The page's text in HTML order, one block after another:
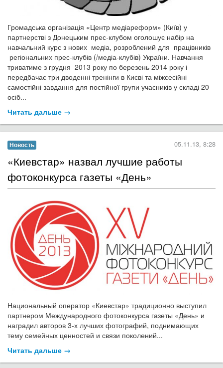
Громадська організація «Центр медіареформ» (Київ) у
партнерстві з Донецьким прес-клубом оголошує набір на
навчальний курс з нових медіа, розроблений для працівників
регіональних прес-клубів (/медіа-клубів) України. Навчання
триватиме з грудня 2013 року по березень 2014 року і
передбачає три дводенні тренінги в Києві та міжсесійні
самостійні завдання для постійної групи учасників у складі 20
осіб...
Читать дальше →
Новость 05.11.13, 8:28
«Киевстар» назвал лучшие работы
фотоконкурса газеты «День»
Национальный оператор «Киевстар» традиционно выступил
партнером Международного фотоконкурса газеты «День» и
наградил авторов 3-х лучших фотографий, поднимающих
тему семейных ценностей и связи поколений...
Читать дальше →